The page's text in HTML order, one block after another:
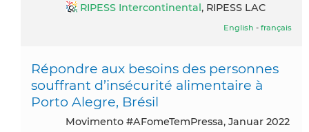
RIPESS Intercontinental, RIPESS LAC
English - français
Répondre aux besoins des personnes
souffrant d’insécurité alimentaire à
Porto Alegre, Brésil
Movimento #AFomeTemPressa, Januar 2022